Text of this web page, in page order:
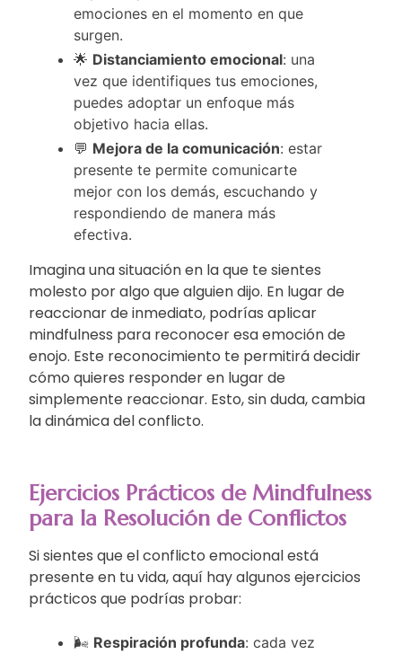
emociones en el momento en que
surgen.
🌟 Distanciamiento emocional: una
vez que identifiques tus emociones,
puedes adoptar un enfoque más
objetivo hacia ellas.
💬 Mejora de la comunicación: estar
presente te permite comunicarte
mejor con los demás, escuchando y
respondiendo de manera más
efectiva.
Imagina una situación en la que te sientes
molesto por algo que alguien dijo. En lugar de
reaccionar de inmediato, podrías aplicar
mindfulness para reconocer esa emoción de
enojo. Este reconocimiento te permitirá decidir
cómo quieres responder en lugar de
simplemente reaccionar. Esto, sin duda, cambia
la dinámica del conflicto.
Ejercicios Prácticos de Mindfulness
para la Resolución de Conflictos
Si sientes que el conflicto emocional está
presente en tu vida, aquí hay algunos ejercicios
prácticos que podrías probar:
🌬️ Respiración profunda: cada vez